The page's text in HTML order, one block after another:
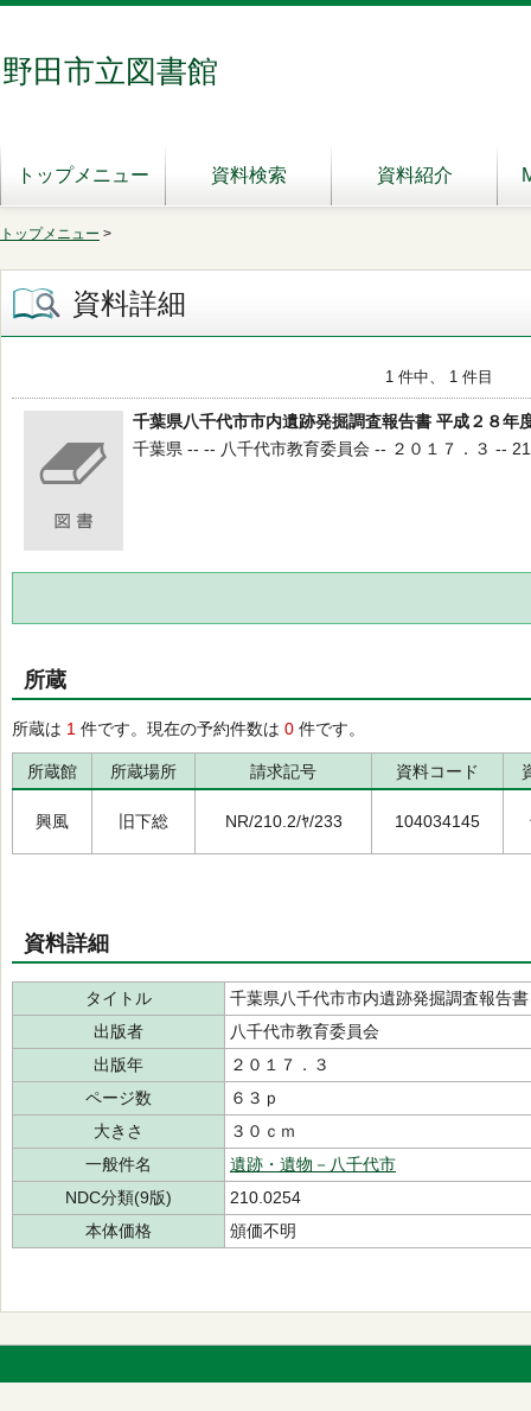
野田市立図書館
トップメニュー 資料検索 資料紹介
トップメニュー >
資料詳細
1 件中、 1 件目
千葉県八千代市市内遺跡発掘調査報告書 平成２８年
千葉県 -- -- 八千代市教育委員会 -- ２０１７．３ --
所蔵
所蔵は 1 件です。現在の予約件数は 0 件です。
所蔵館 所蔵場所 請求記号 資料コード
興風 旧下総 NR/210.2/ﾔ/233 104034145
資料詳細
タイトル
千葉県八千代市市内遺跡発掘調査報告
出版者
八千代市教育委員会
出版年
２０１７．３
ページ数
６３ｐ
大きさ
３０ｃｍ
一般件名
遺跡・遺物－八千代市
NDC分類(9版)
210.0254
本体価格
頒価不明